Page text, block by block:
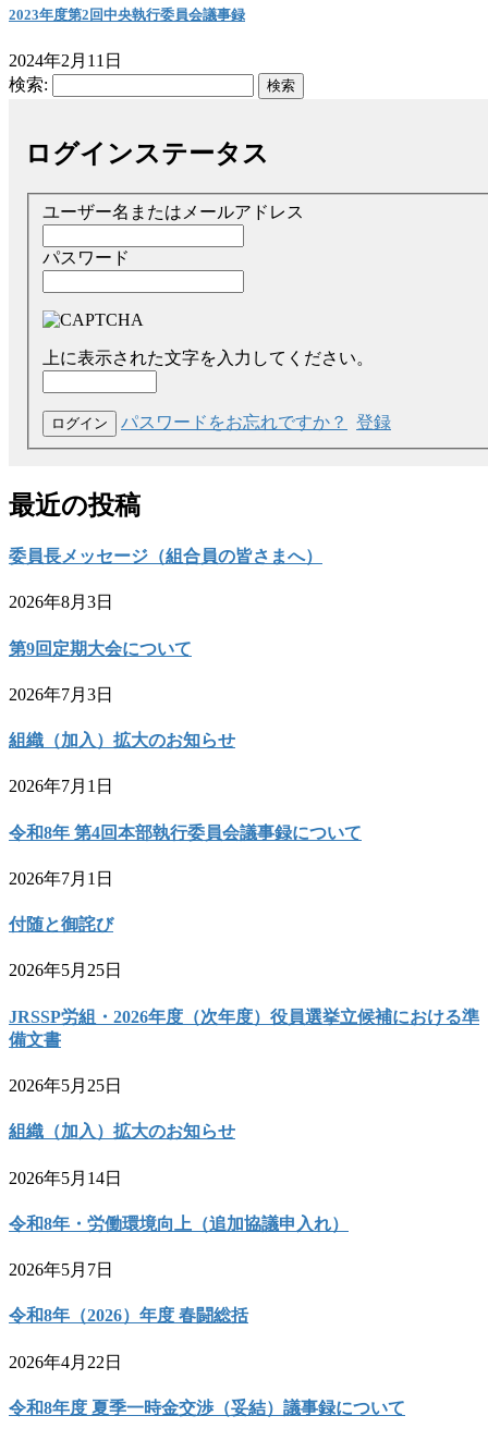
2023年度第2回中央執行委員会議事録
2024年2月11日
検索:
ログインステータス
ユーザー名またはメールアドレス
パスワード
上に表示された文字を入力してください。
パスワードをお忘れですか？ 登録
最近の投稿
委員長メッセージ（組合員の皆さまへ）
2026年8月3日
第9回定期大会について
2026年7月3日
組織（加入）拡大のお知らせ
2026年7月1日
令和8年 第4回本部執行委員会議事録について
2026年7月1日
付随と御詫び
2026年5月25日
JRSSP労組・2026年度（次年度）役員選挙立候補における準
備文書
2026年5月25日
組織（加入）拡大のお知らせ
2026年5月14日
令和8年・労働環境向上（追加協議申入れ）
2026年5月7日
令和8年（2026）年度 春闘総括
2026年4月22日
令和8年度 夏季一時金交渉（妥結）議事録について